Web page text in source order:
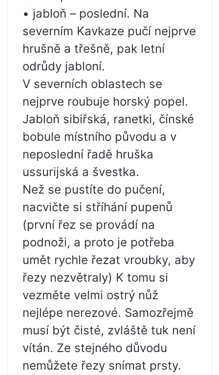
• jabloň – poslední. Na
severním Kavkaze pučí nejprve
hrušně a třešně, pak letní
odrůdy jabloní.
V severních oblastech se
nejprve roubuje horský popel.
Jabloň sibiřská, ranetki, čínské
bobule místního původu a v
neposlední řadě hruška
ussurijská a švestka.
Než se pustíte do pučení,
nacvičte si stříhání pupenů
(první řez se provádí na
podnoži, a proto je potřeba
umět rychle řezat vroubky, aby
řezy nezvětraly) K tomu si
vezměte velmi ostrý nůž
nejlépe nerezové. Samozřejmě
musí být čisté, zvláště tuk není
vítán. Ze stejného důvodu
nemůžete řezy snímat prsty.